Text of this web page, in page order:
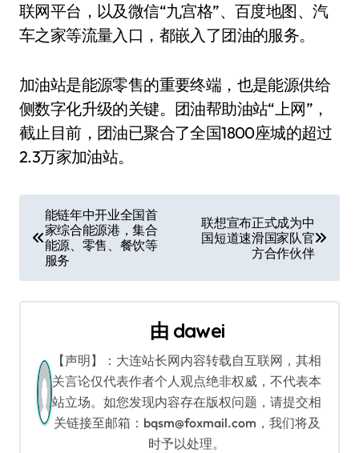
联网平台，以及微信“九宫格”、百度地图、汽
车之家等流量入口，都嵌入了团油的服务。
加油站是能源零售的重要终端，也是能源供给
侧数字化升级的关键。团油帮助油站“上网”，
截止目前，团油已聚合了全国1800座城的超过
2.3万家加油站。
章
导
航
能链年中开业全国首
家综合能源港，集合
能源、零售、餐饮等
服务
联想宣布正式成为中
国短道速滑国家队官
方合作伙伴
由 dawei
【声明】：大连站长网内容转载自互联网，其相
关言论仅代表作者个人观点绝非权威，不代表本
站立场。如您发现内容存在版权问题，请提交相
关链接至邮箱：bqsm@foxmail.com，我们将及
时予以处理。